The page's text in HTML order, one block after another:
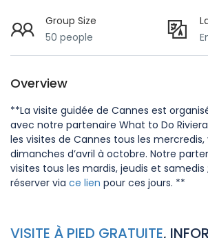
Group Size
50 people
Overview
**La visite guidée de Cannes est
avec notre partenaire What to Do
les visites de Cannes tous les
dimanches d’avril à octobre. Notre
visites tous les mardis, jeudis et samedis
réserver via ce lien pour ces jours. **
VISITE À PIED GRATUITE,